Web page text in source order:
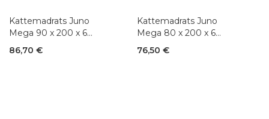
Kattemadrats Juno
Mega 90 x 200 x 6
cm
86,70 €
Kattemadrats Juno
Mega 80 x 200 x 6
cm
76,50 €